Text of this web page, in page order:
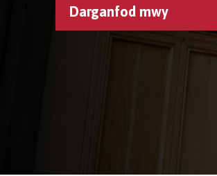
Darganfod mwy